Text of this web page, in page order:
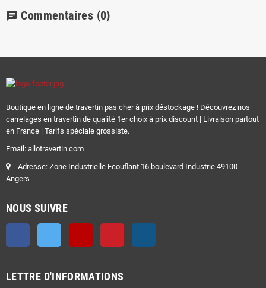
chat Commentaires (0)
Boutique en ligne de travertin pas cher à prix déstockage ! Découvrez nos
carrelages en travertin de qualité 1er choix à prix discount | Livraison partout
en France | Tarifs spéciale grossiste.
Email: allotravertin.com
Adresse: Zone Industrielle Ecouflant 16 boulevard Industrie 49100
Angers
NOUS SUIVRE
LETTRE D'INFORMATIONS